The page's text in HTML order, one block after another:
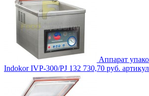
Аппарат
Indokor IVP-300/PJ 132 730,70 руб.